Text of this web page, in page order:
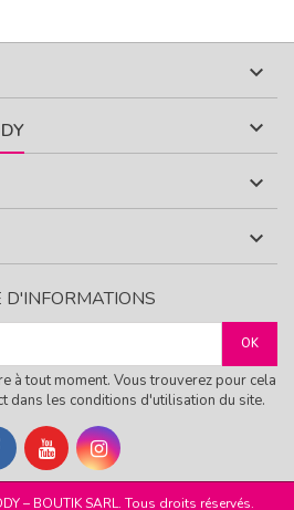




D'INFORMATIONS
à tout moment. Vous trouverez pour cela
dans les conditions d'utilisation du site.
– BOUTIK SARL. Tous droits réservés.